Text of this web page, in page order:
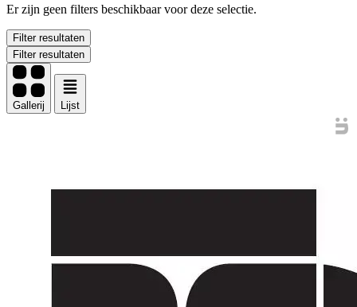
Er zijn geen filters beschikbaar voor deze selectie.
Filter resultaten
Filter resultaten
Gallerij Lijst